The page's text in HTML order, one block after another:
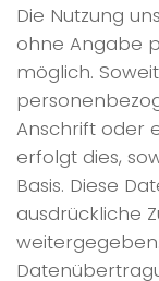
Die Nutzung
ohne Angabe
möglich.
Anschrift oder
erfolgt dies,
Basis. Diese
ausdrückliche